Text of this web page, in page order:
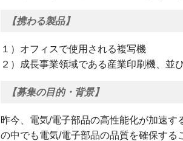
【携わる製品】
１）オフィスで使用される複写機
２）成長事業領域である産業印刷機、並
【募集の目的・背景】
昨今、電気/電子部品の高性能化が加速
の中でも電気/電子部品の品質を確保する